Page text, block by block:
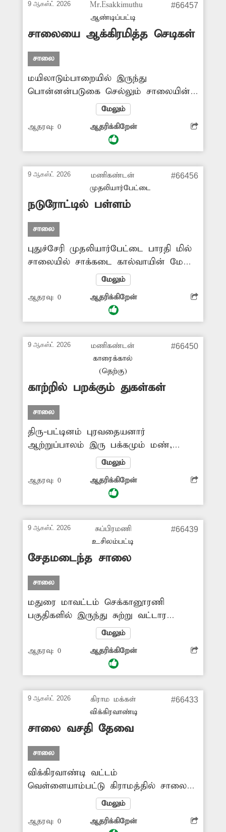
சிரமப்படுகின்றனர். எனவே
தார்சாலையை சீரமைக்க அதிகாரிகள்
நடவடிக்கை எடுக்க வேண்டும்.
9 ஆகஸ்ட் 2026
Mr.Esakkimuthu
ஆண்டிப்பட்டி
#66457
சாலையை ஆக்கிரமித்த செடிகள்
சாலை
மயிலாடும்பாறையில் இருந்து
பொன்னன்படுகை செல்லும் சாலையின்
இருபுறமும் செடி-கொடிகள் வளர்ந்து
ஆக்கிரமித்துள்ளன. இதனால் சாலை
குறுகலாக மாறி வருகிறது. இதன்
காரணமாக அந்த வழியாக செல்லும்
சம்பவங்கள் அடிக்கடி நடக்கிறது. எனவே
சாலையை ஆக்கிரமித்து செடி-
கொடிகளை வெட்டி அகற்ற வேண்டும்.
மேலும்
ஆதரவு: 0 ஆதரிக்கிறேன்
9 ஆகஸ்ட் 2026
மணிகண்டன்
முதலியார்பேட்டை
#66456
நடுரோட்டில் பள்ளம்
சாலை
புதுச்சேரி முதலியார்பேட்டை பாரதி மில்
சாலையில் சாக்கடை கால்வாயின் மேல்
உள்ள சிமெண்டு சிலாப் உடைந்து
சேதமடைந்துள்ளது. இதை சரிசெய்ய
நடவடிக்கை எடுக்கப்படுமா
மேலும்
ஆதரவு: 0 ஆதரிக்கிறேன்
9 ஆகஸ்ட் 2026
மணிகண்டன்
காரைக்கால்
(தெற்கு)
#66450
காற்றில் பறக்கும் துகள்கள்
சாலை
திரு-பட்டினம் புரவதையனார்
ஆற்றுப்பாலம் இரு பக்கமும் மண்,
நிலக்கரி துகள்கள் நிறைந்து
காணப்படுகிறது. இவை காற்றில் பறந்து
முகத்தில் விழுவதால் வாகன ஓட்டிகள்
நிலைதடுமாறி போகிறார்கள். பாலத்தில்
கனரக வாகனங்கள் செல்லும்போது
அதிர்வு ஏற்படுகிறது. எனவே பாலத்தின்
உள்ள பள்ளத்தை சீரமைப்பதுடன்,
கரித்துகள்களையும் அப்புறப்படுத்த
வேண்டும்.
மேலும்
ஆதரவு: 0 ஆதரிக்கிறேன்
9 ஆகஸ்ட் 2026
சுப்பிரமணி
உசிலம்பட்டி
#66439
சேதமடைந்த சாலை
சாலை
மதுரை மாவட்டம் செக்கானூரணி
பகுதிகளில் இருந்து சுற்று வட்டார
கிராமங்களுக்கு செல்லும் பெரும்பாலான
முக்கிய சாலைகள் சேதமடைந்து
குண்டும், குழியுமாக உள்ளது. இதனால்
அவ்வழியே கடந்து செல்லும்
கடும் சிரமத்திற்கு உள்ளாகின்றனர்.
மேலும் இச்சாலையால் வாகனங்களிலும்
அடிக்கடி பழுது ஏற்படுகிறது.
சம்பந்தப்பட்ட அதிகாரிகள் சேதமடைந்த
சாலைகளை சீரமைத்து தர வேண்டும்.
மேலும்
ஆதரவு: 0 ஆதரிக்கிறேன்
9 ஆகஸ்ட் 2026
கிராம மக்கள்
விக்கிரவாண்டி
#66433
சாலை வசதி தேவை
சாலை
விக்கிரவாண்டி வட்டம்
வெள்ளையாம்பட்டு கிராமத்தில் சாலை
வசதி இன்றி அப்பகுதி மக்கள் கடும்
அவதியடைந்து வருகின்றனர். குறிப்பாக
மழைக்காலங்களில் அப்பகுதியில் உள்ள
மேலும்
ஆதரவு: 0 ஆதரிக்கிறேன்